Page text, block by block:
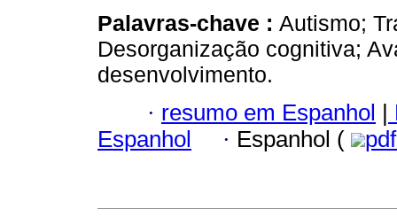
Palavras-chave : Autismo;
Desorganização cognitiva;
desenvolvimento.
· resumo em Espanhol |
Espanhol
· Espanhol (